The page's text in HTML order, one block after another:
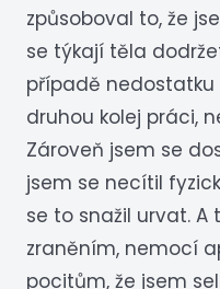
způsoboval to, že
se týkají těla
případě
druhou kolej práci,
Zároveň jsem se
jsem se necítil
se to snažil urvat. A
zraněním, nemocí
pocitům, že jsem